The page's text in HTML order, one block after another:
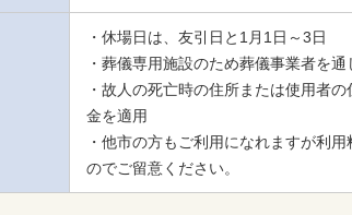
・休場日は、友引日と1月1日～3日
・葬儀専用施設のため葬儀事業者を
・故人の死亡時の住所または使用者
金を適用
・他市の方もご利用になれますが利
のでご留意ください。